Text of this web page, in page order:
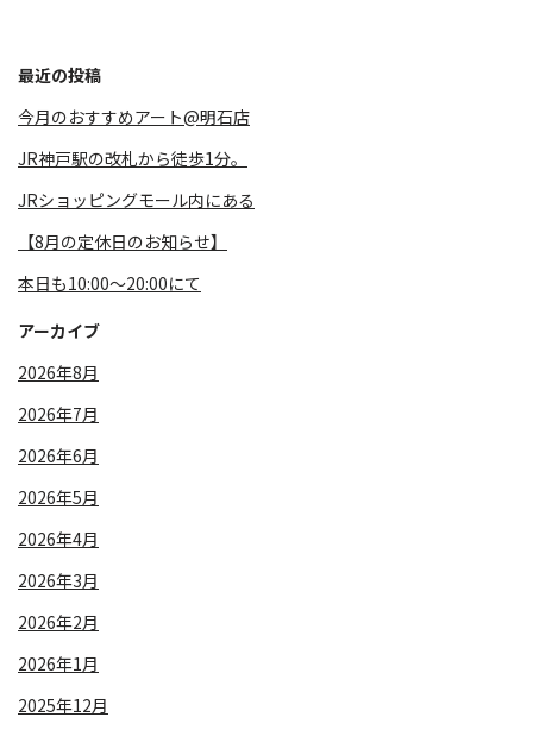
最近の投稿
今月のおすすめアート@明石店
JR神戸駅の改札から徒歩1分。
JRショッピングモール内にある
⁡【8月の定休日のお知らせ】
本日も10:00～20:00にて
アーカイブ
2026年8月
2026年7月
2026年6月
2026年5月
2026年4月
2026年3月
2026年2月
2026年1月
2025年12月